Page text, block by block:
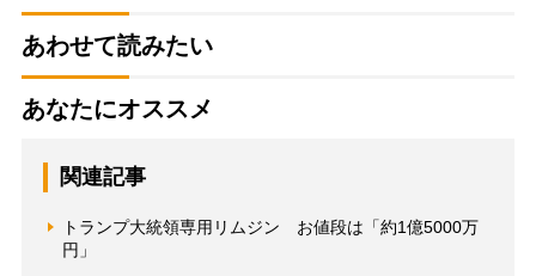
あわせて読みたい
あなたにオススメ
関連記事
トランプ大統領専用リムジン お値段は「約1億5000万
円」